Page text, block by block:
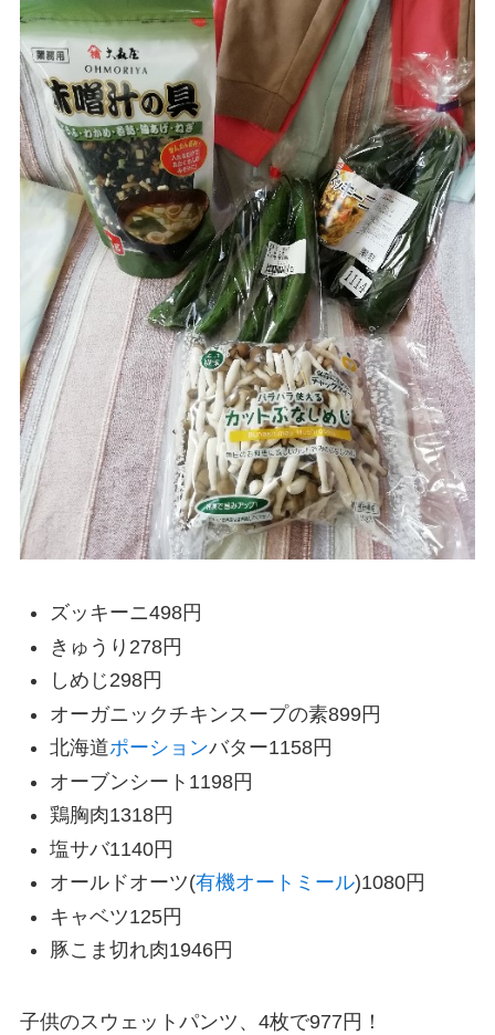
ズッキーニ498円
きゅうり278円
しめじ298円
オーガニックチキンスープの素899円
北海道ポーションバター1158円
オーブンシート1198円
鶏胸肉1318円
塩サバ1140円
オールドオーツ(有機オートミール)1080円
キャベツ125円
豚こま切れ肉1946円
子供のスウェットパンツ、4枚で977円！